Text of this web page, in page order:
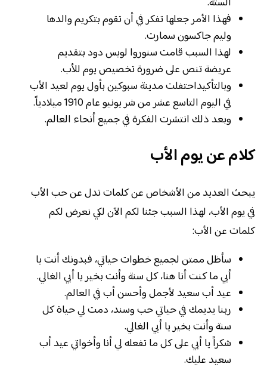
فهذا الأمر جعلها تفكر في أن تقوم بتكريم والدها
وليم جاكسون سمارت.
لهذا السبب قامت سنوروا لويس دود بتقديم
عريضة تنص على ضرورة تخصيص يوم للأب.
وبالتأكيداحتفلت مدينة سبوكين بأول يوم لعيد الأب
في اليوم التاسع عشر من شر يونيو عام 1910 ميلادياً.
وبعد ذلك انتشرت الفكرة في جميع أنحاء العالم.
كلام عن يوم الأب
يبحث العديد من الأشخاص عن كلمات تدل عن حب الأب
في يوم الأب، لهذا السبب جئنا لكم الآن لكي نعرض لكم
كلمات عن الأب:
سأظل ممتن لجميع خطوات حياتي، فبدونك أنت يا
أبي ما كنت أنا هنا، كل سنة وأنت بخير يا أبي الغالي.
عيد أب سعيد لأجمل وأحسن أب في العالم.
ربنا يديمك في حياتي حب وسند، دمت لي حياة كل
سنة وأنت بخير يا أبي الغالي.
شكراً يا أبي على كل ما تفعله لي أنا وأخواتي عيد أب
سعيد عليك.